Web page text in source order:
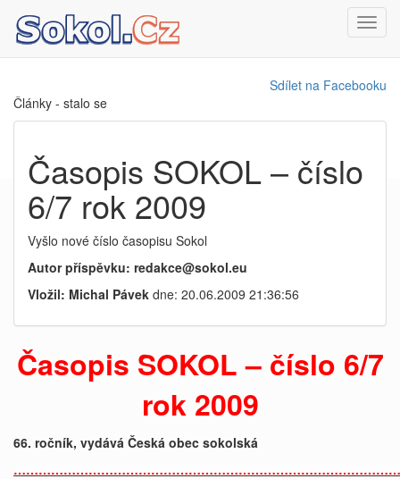
Sdílet na Facebooku
Články - stalo se
Časopis SOKOL – číslo
6/7 rok 2009
Vyšlo nové číslo časopisu Sokol
Autor příspěvku: redakce@sokol.eu
Vložil: Michal Pávek dne: 20.06.2009 21:36:56
Časopis SOKOL – číslo 6/7
rok 2009
66. ročník, vydává Česká obec sokolská
…………………………………………